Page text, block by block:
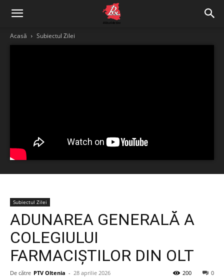
Acasă Subiectul Zilei
Subiectul Zilei
ADUNAREA GENERALĂ A
COLEGIULUI
FARMACIȘTILOR DIN OLT
De către PTV Oltenia - 28 aprilie 2026 0
200